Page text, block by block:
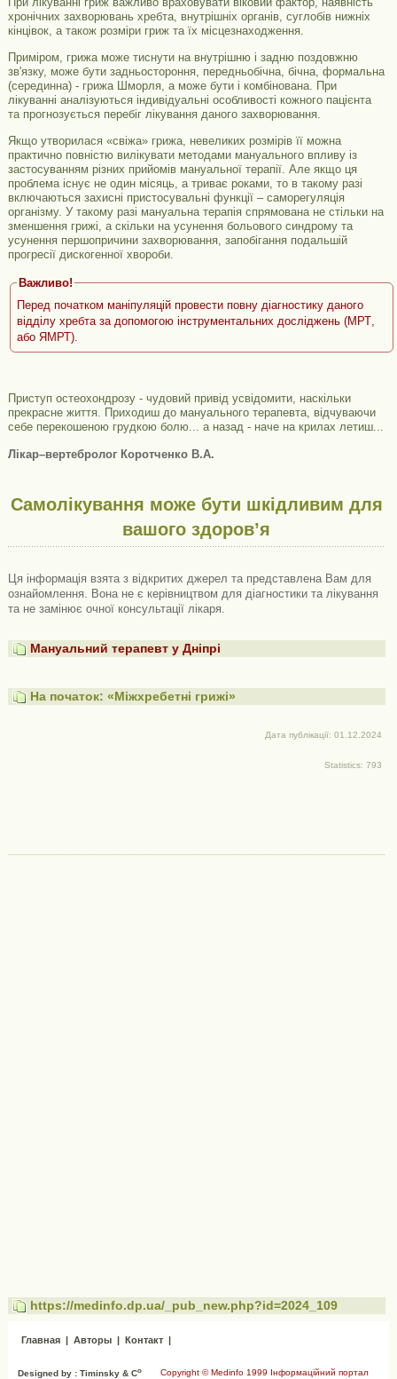
хронічних захворювань хребта, внутрішніх органів, суглобів нижніх
кінцівок, а також розміри гриж та їх місцезнаходження.
Приміром, грижа може тиснути на внутрішню і задню поздовжню
зв'язку, може бути задньостороння, передньобічна, бічна, формальна
(серединна) - грижа Шморля, а може бути і комбінована. При
лікуванні аналізуються індивідуальні особливості кожного пацієнта
та прогнозується перебіг лікування даного захворювання.
Якщо утворилася «свіжа» грижа, невеликих розмірів її можна
практично повністю вилікувати методами мануального впливу із
застосуванням різних прийомів мануальної терапії. Але якщо ця
проблема існує не один місяць, а триває роками, то в такому разі
включаються захисні пристосувальні функції – саморегуляція
організму. У такому разі мануальна терапія спрямована не стільки на
зменшення грижі, а скільки на усунення больового синдрому та
усунення першопричини захворювання, запобігання подальшій
прогресії дискогенної хвороби.
Важливо!
Перед початком маніпуляцій провести повну діагностику даного
відділу хребта за допомогою інструментальних досліджень (МРТ,
або ЯМРТ).
Приступ остеохондрозу - чудовий привід усвідомити, наскільки
прекрасне життя. Приходиш до мануального терапевта, відчуваючи
себе перекошеною грудкою болю... а назад - наче на крилах летиш...
Лікар–вертебролог Коротченко В.А.
Самолікування може бути шкідливим для
вашого здоров’я
Ця інформація взята з відкритих джерел та представлена ​​Вам для
ознайомлення. Вона не є керівництвом для діагностики та лікування
та не замінює очної консультації лікаря.
Мануальний терапевт у Дніпрі
На початок: «Міжхребетні грижі»
Дата публікації: 01.12.2024
Statistics: 793
https://medinfo.dp.ua/_pub_new.php?id=2024_109
Главная Авторы Контакт
Copyright © Medinfo 1999 Інформаційний портал
Designed by : Timinsky & Co